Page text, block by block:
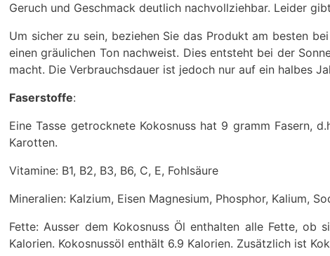
Geruch und Geschmack deutlich nachvollziehbar. Leider
Um sicher zu sein, beziehen Sie das Produkt am besten
einen gräulichen Ton nachweist. Dies entsteht bei der
macht. Die Verbrauchsdauer ist jedoch nur auf ein halbes
Faserstoffe:
Eine Tasse getrocknete Kokosnuss hat 9 gramm Fasern,
Karotten.
Vitamine: B1, B2, B3, B6, C, E, Fohlsäure
Mineralien: Kalzium, Eisen Magnesium, Phosphor, Kalium,
Fette: Ausser dem Kokosnuss Öl enthalten alle Fette,
Kalorien. Kokosnussöl enthält 6.9 Kalorien. Zusätzlich ist